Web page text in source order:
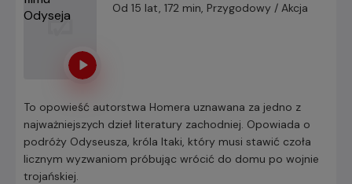
Od 15 lat, 172 min, Przygodowy / Akcja
To opowieść autorstwa Homera uznawana za jedno z
najważniejszych dzieł literatury zachodniej. Opowiada o
podróży Odyseusza, króla Itaki, który musi stawić czoła
licznym wyzwaniom próbując wrócić do domu po wojnie
trojańskiej.